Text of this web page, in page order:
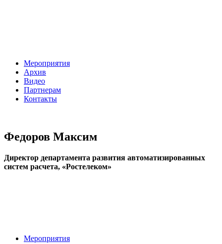
Мероприятия
Архив
Видео
Партнерам
Контакты
Федоров Максим
Директор департамента развития автоматизированных
систем расчета, «Ростелеком»
Мероприятия